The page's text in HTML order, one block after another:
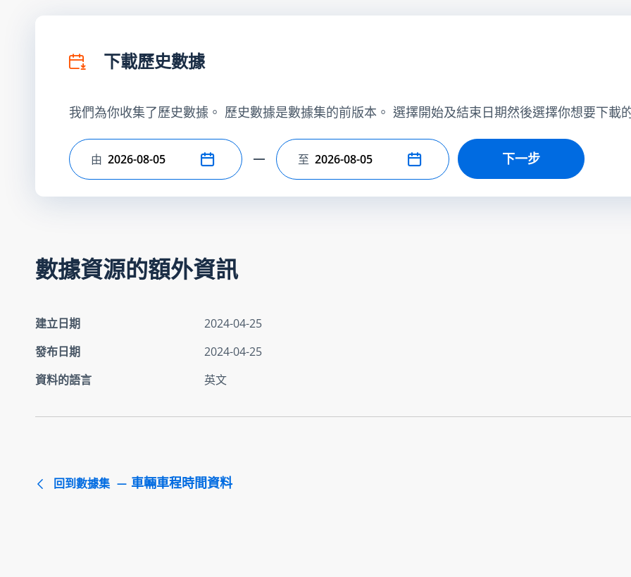
下載歷史數據
我們為你收集了歷史數據。 歷史數據是數據集的前版本。 選擇開始及結束日期然後選擇你想要下載
選擇開始日期
由 選擇結束日期
至 下一步
數據資源的額外資訊
建立日期
2024-04-25
發布日期
2024-04-25
資料的語言
英文
回到數據集 車輛車程時間資料